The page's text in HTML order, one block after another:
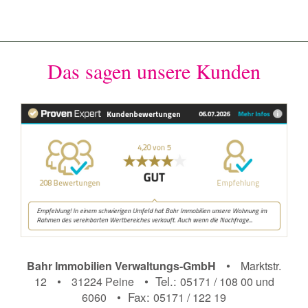
Das sagen unsere Kunden
Bahr Immobilien Verwaltungs-GmbH • Marktstr.
12 • 31224 Peine• Tel.: 05171 / 108 00 und
6060 • Fax: 05171 / 122 19